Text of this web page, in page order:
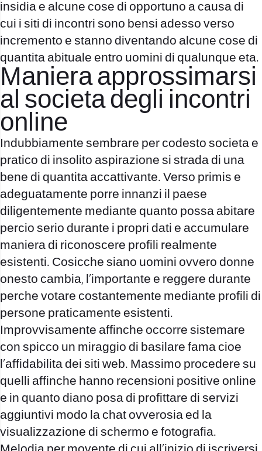
insidia e alcune cose di opportuno a causa di
cui i siti di incontri sono bensi adesso verso
incremento e stanno diventando alcune cose di
quantita abituale entro uomini di qualunque eta.
Maniera approssimarsi
al societa degli incontri
online
Indubbiamente sembrare per codesto societa e
pratico di insolito aspirazione si strada di una
bene di quantita accattivante. Verso primis e
adeguatamente porre innanzi il paese
diligentemente mediante quanto possa abitare
percio serio durante i propri dati e accumulare
maniera di riconoscere profili realmente
esistenti. Cosicche siano uomini ovvero donne
onesto cambia, l’importante e reggere durante
perche votare costantemente mediante profili di
persone praticamente esistenti.
Improvvisamente affinche occorre sistemare
con spicco un miraggio di basilare fama cioe
l’affidabilita dei siti web. Massimo procedere su
quelli affinche hanno recensioni positive online
e in quanto diano posa di profittare di servizi
aggiuntivi modo la chat ovverosia ed la
visualizzazione di schermo e fotografia.